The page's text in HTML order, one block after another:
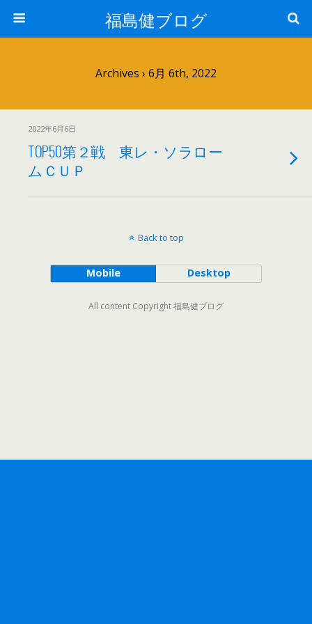
福島健ブログ
Archives › 6月 6th, 2022
2022年6月6日
TOP50第２戦 東レ・ソラロー
ムＣＵＰ
Back to top
Mobile Desktop
All content Copyright 福島健ブログ